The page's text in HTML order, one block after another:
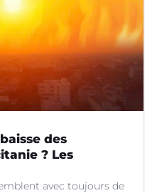
des
? Les
avec toujours de